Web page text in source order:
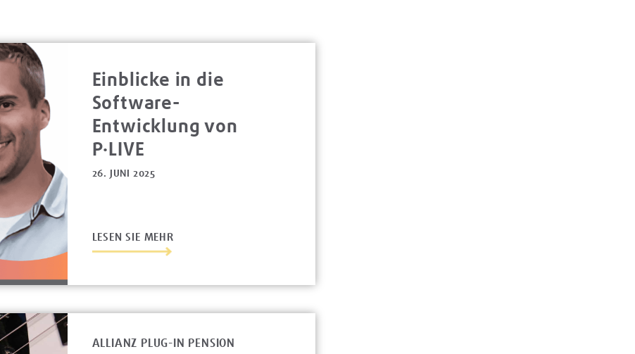
Einblicke in die
Software-
Entwicklung von
P·LIVE
26. JUNI 2025
LESEN SIE MEHR
ALLIANZ PLUG-IN PENSION